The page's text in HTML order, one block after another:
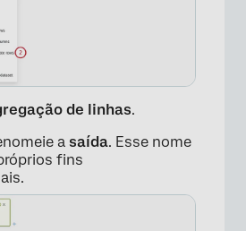
de linhas.
a saída. Esse nome
fins